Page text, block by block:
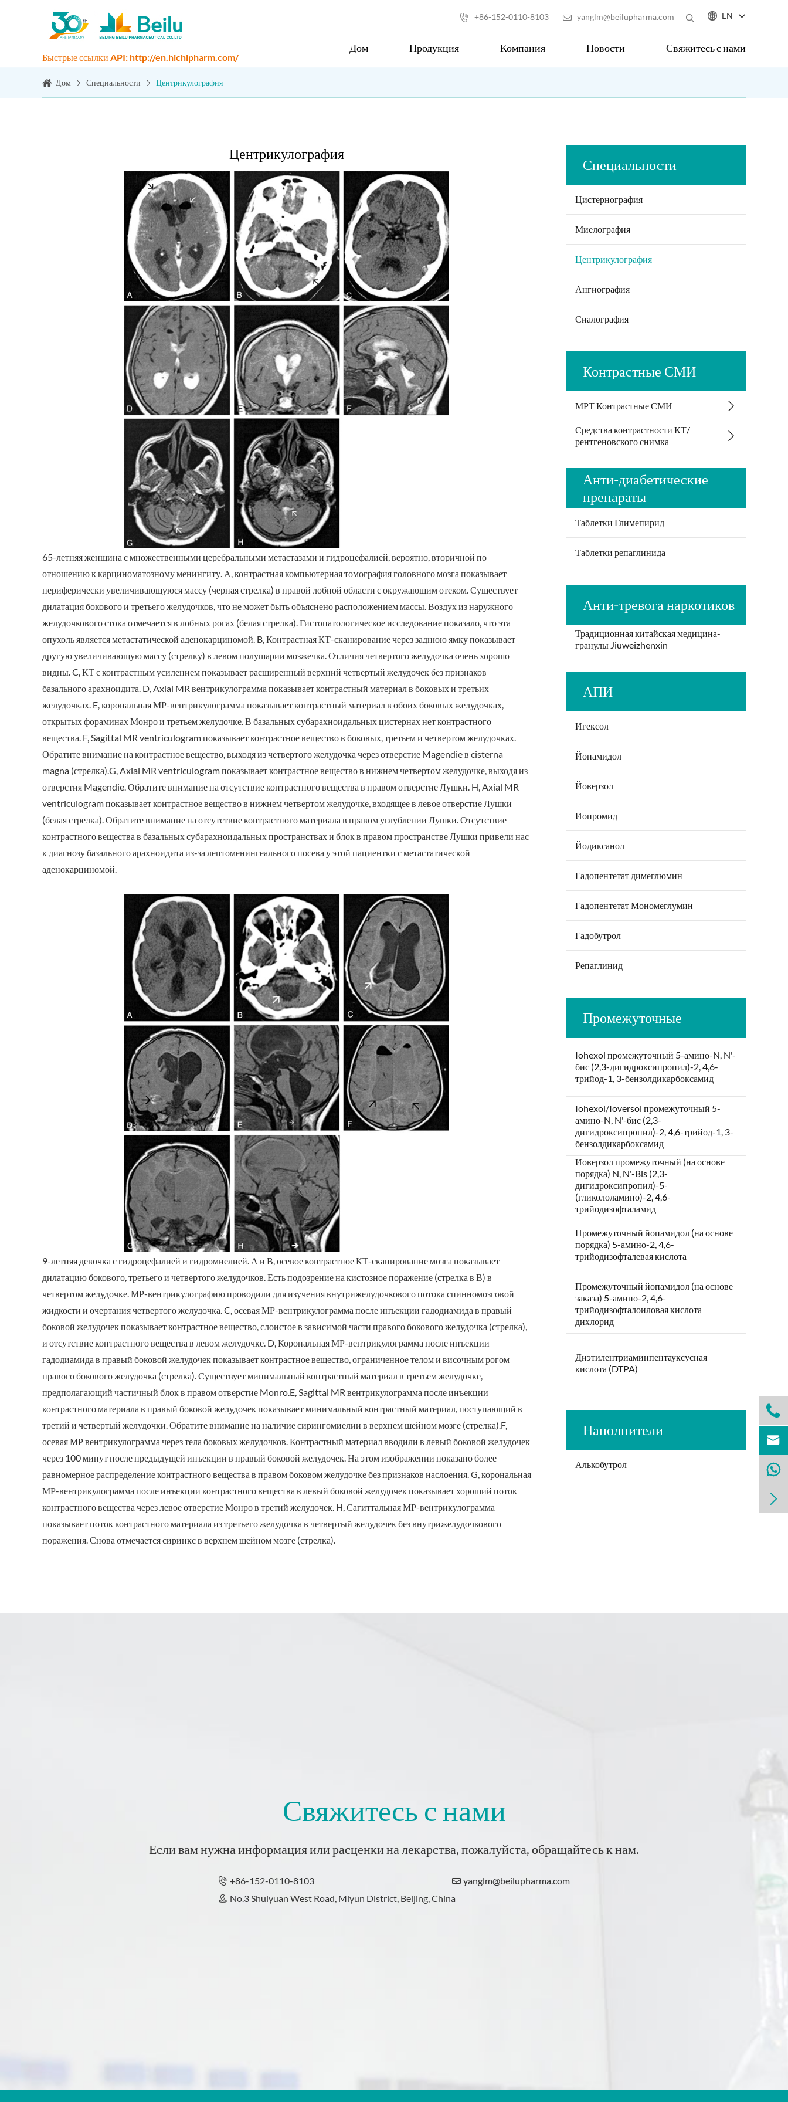
Быстрые ссылки API: http://en.hichipharm.com/
 +86-152-0110-8103  yanglm@beilupharma.com  EN
Дом Продукция Компания Новости Свяжитесь с нами
Дом Специальности Центрикулография
Центрикулография
65-летняя женщина с множественными церебральными метастазами и гидроцефалией, вероятно, вторичной по
отношению к карциноматозному менингиту. А, контрастная компьютерная томография головного мозга показывает
периферически увеличивающуюся массу (черная стрелка) в правой лобной области с окружающим отеком. Существует
дилатация бокового и третьего желудочков, что не может быть объяснено расположением массы. Воздух из наружного
желудочкового стока отмечается в лобных рогах (белая стрелка). Гистопатологическое исследование показало, что эта
опухоль является метастатической аденокарциномой. B, Контрастная КТ-сканирование через заднюю ямку показывает
другую увеличивающую массу (стрелку) в левом полушарии мозжечка. Отличия четвертого желудочка очень хорошо
видны. C, КТ с контрастным усилением показывает расширенный верхний четвертый желудочек без признаков
базального арахноидита. D, Axial MR вентрикулограмма показывает контрастный материал в боковых и третьих
желудочках. E, корональная МР-вентрикулограмма показывает контрастный материал в обоих боковых желудочках,
открытых фораминах Монро и третьем желудочке. В базальных субарахноидальных цистернах нет контрастного
вещества. F, Sagittal MR ventriculogram показывает контрастное вещество в боковых, третьем и четвертом желудочках.
Обратите внимание на контрастное вещество, выходя из четвертого желудочка через отверстие Magendie в cisterna
magna (стрелка).G, Axial MR ventriculogram показывает контрастное вещество в нижнем четвертом желудочке, выходя из
отверстия Magendie. Обратите внимание на отсутствие контрастного вещества в правом отверстие Лушки. H, Axial MR
ventriculogram показывает контрастное вещество в нижнем четвертом желудочке, входящее в левое отверстие Лушки
(белая стрелка). Обратите внимание на отсутствие контрастного материала в правом углублении Лушки. Отсутствие
контрастного вещества в базальных субарахноидальных пространствах и блок в правом пространстве Лушки привели нас
к диагнозу базального арахноидита из-за лептоменингеального посева у этой пациентки с метастатической
аденокарциномой.
9-летняя девочка с гидроцефалией и гидромиелией. А и В, осевое контрастное КТ-сканирование мозга показывает
дилатацию бокового, третьего и четвертого желудочков. Есть подозрение на кистозное поражение (стрелка в В) в
четвертом желудочке. МР-вентрикулографию проводили для изучения внутрижелудочкового потока спинномозговой
жидкости и очертания четвертого желудочка. C, осевая МР-вентрикулограмма после инъекции гадодиамида в правый
боковой желудочек показывает контрастное вещество, слоистое в зависимой части правого бокового желудочка (стрелка),
и отсутствие контрастного вещества в левом желудочке. D, Корональная МР-вентрикулограмма после инъекции
гадодиамида в правый боковой желудочек показывает контрастное вещество, ограниченное телом и височным рогом
правого бокового желудочка (стрелка). Существует минимальный контрастный материал в третьем желудочке,
предполагающий частичный блок в правом отверстие Monro.E, Sagittal MR вентрикулограмма после инъекции
контрастного материала в правый боковой желудочек показывает минимальный контрастный материал, поступающий в
третий и четвертый желудочки. Обратите внимание на наличие сирингомиелии в верхнем шейном мозге (стрелка).F,
осевая МР вентрикулограмма через тела боковых желудочков. Контрастный материал вводили в левый боковой желудочек
через 100 минут после предыдущей инъекции в правый боковой желудочек. На этом изображении показано более
равномерное распределение контрастного вещества в правом боковом желудочке без признаков наслоения. G, корональная
МР-вентрикулограмма после инъекции контрастного вещества в левый боковой желудочек показывает хороший поток
контрастного вещества через левое отверстие Монро в третий желудочек. H, Сагиттальная МР-вентрикулограмма
показывает поток контрастного материала из третьего желудочка в четвертый желудочек без внутрижелудочкового
поражения. Снова отмечается сиринкс в верхнем шейном мозге (стрелка).
Специальности
Цистернография
Миелография
Центрикулография
Ангиография
Сиалография
Контрастные СМИ
МРТ Контрастные СМИ
Средства контрастности КТ/
рентгеновского снимка
Анти-диабетические
препараты
Таблетки Глимепирид
Таблетки репаглинида
Анти-тревога наркотиков
Традиционная китайская медицина-
гранулы Jiuweizhenxin
АПИ
Игексол
Йопамидол
Йоверзол
Иопромид
Йодиксанол
Гадопентетат димеглюмин
Гадопентетат Мономеглумин
Гадобутрол
Репаглинид
Промежуточные
Iohexol промежуточный 5-амино-N, N'-
бис (2,3-дигидроксипропил)-2, 4,6-
трийод-1, 3-бензолдикарбоксамид
Iohexol/Ioversol промежуточный 5-
амино-N, N'-бис (2,3-
дигидроксипропил)-2, 4,6-трийод-1, 3-
бензолдикарбоксамид
Иоверзол промежуточный (на основе
порядка) N, N'-Bis (2,3-
дигидроксипропил)-5-
(гликололамино)-2, 4,6-
трийодизофталамид
Промежуточный йопамидол (на основе
порядка) 5-амино-2, 4,6-
трийодизофталевая кислота
Промежуточный йопамидол (на основе
заказа) 5-амино-2, 4,6-
трийодизофталоиловая кислота
дихлорид
Диэтилентриаминпентауксусная
кислота (DTPA)
Наполнители
Алькобутрол
Свяжитесь с нами
Если вам нужна информация или расценки на лекарства, пожалуйста, обращайтесь к нам.
 +86-152-0110-8103  yanglm@beilupharma.com
 No.3 Shuiyuan West Road, Miyun District, Beijing, China



